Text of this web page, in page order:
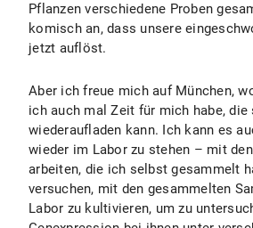
Pflanzen verschiedene Proben
komisch an, dass unsere
jetzt auflöst.
Aber ich freue mich auf München,
ich auch mal Zeit für mich habe,
wiederaufladen kann. Ich kann es
wieder im Labor zu stehen – mit
arbeiten, die ich selbst gesammelt
versuchen, mit den gesammelten
Labor zu kultivieren, um zu